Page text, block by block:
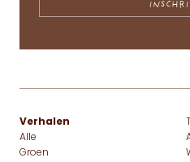
Verhalen
Alle
Groen